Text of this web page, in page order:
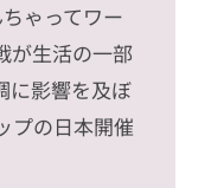
ゃってワー
が生活の一部
に影響を及ぼ
プの日本開催